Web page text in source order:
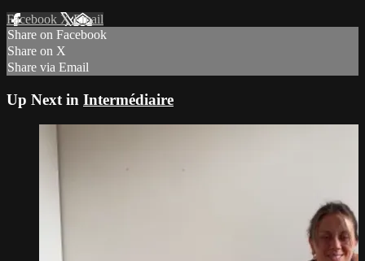
Facebook XEmail
Share on Facebook
Share on X
Share via Email
Up Next in Intermédiaire